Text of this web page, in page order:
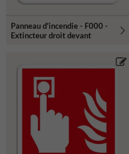
Panneau d'incendie - F000 -
Extincteur droit devant